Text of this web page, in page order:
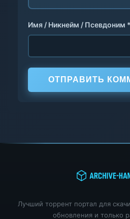
Имя / Никнейм / Псевдоним *
ОТПРАВИТЬ
Лучший торрент портал для
обновления и только